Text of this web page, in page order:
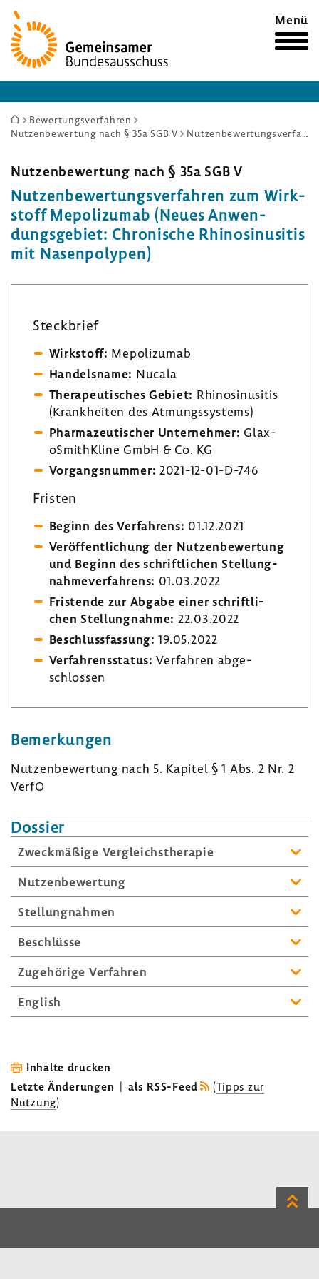
Zur
Startseite
Menü
Sie
sind
Bewertungsverfahren
Nutzenbewertung nach § 35a SGB V
Nutzenbewertungsverfahren zum Wirkstoff Mepolizumab (Neues Anwendungsgebiet: Chronische Rhinosinusitis mit Nasenpolypen)
Nutzen­be­wer­tung nach § 35a SGB V
Nutzen­be­wer­tungs­ver­fahren zum Wirk­
stoff Mepo­li­zumab (Neues Anwen­
dungs­ge­biet: Chro­ni­sche Rhino­si­nu­sitis
mit Nasen­po­lypen)
Steck­brief
Wirk­stoff: Mepo­li­zumab
Handels­name: Nucala
Thera­peu­ti­sches Gebiet: Rhino­si­nu­sitis
(Krank­heiten des Atmungs­sys­tems)
Phar­ma­zeu­ti­scher Unter­nehmer: Glax­
oS­mit­h­Kline GmbH & Co. KG
Vorgangs­nummer: 2021-​12-01-D-746
Fristen
Beginn des Verfah­rens: 01.12.2021
Veröf­fent­li­chung der Nutzen­be­wer­tung
und Beginn des schrift­li­chen Stel­lung­
nah­me­ver­fah­rens: 01.03.2022
Fris­tende zur Abgabe einer schrift­li­
chen Stel­lung­nahme: 22.03.2022
Beschluss­fas­sung: 19.05.2022
Verfah­rens­status: Verfahren abge­
schlossen
Bemer­kungen
Nutzen­be­wer­tung nach 5. Kapitel § 1 Abs. 2 Nr. 2
VerfO
Dossier
Zweck­mä­ßige Vergleichs­the­rapie
Nutzen­be­wer­tung
Stel­lung­nahmen
Beschlüsse
Zuge­hö­rige Verfahren
English
Inhalte drucken
Letzte Änderungen | als RSS-Feed (Tipps zur
Nutzung)
Zum